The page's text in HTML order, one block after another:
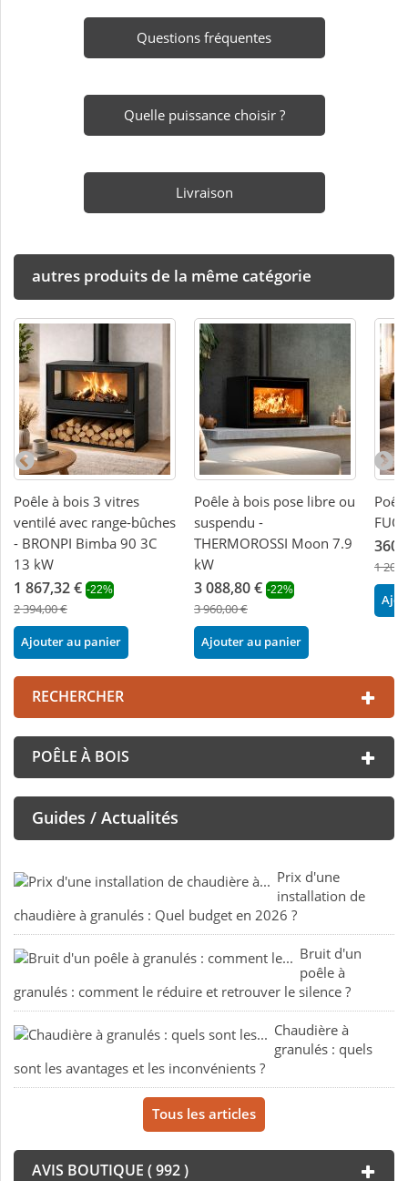
Questions fréquentes
Quelle puissance choisir ?
Livraison
autres produits de la même catégorie
Poêle à bois 3 vitres
ventilé avec range-bûches
- BRONPI Bimba 90 3C
13 kW
1 867,32 € -22%
2 394,00 €
Ajouter au panier
Poêle à bois pose libre ou
suspendu -
THERMOROSSI Moon 7.9
kW
3 088,80 € -22%
3 960,00 €
Ajouter au panier
1
RECHERCHER
POÊLE À BOIS
Guides / Actualités
Prix d'une
installation de
chaudière à granulés : Quel budget en 2026 ?
Bruit d'un
poêle à
granulés : comment le réduire et retrouver le silence ?
Chaudière à
granulés : quels
sont les avantages et les inconvénients ?
Tous les articles
AVIS BOUTIQUE ( 992 )